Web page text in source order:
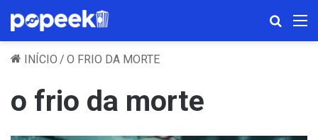
INÍCIO / O FRIO DA MORTE
o frio da morte